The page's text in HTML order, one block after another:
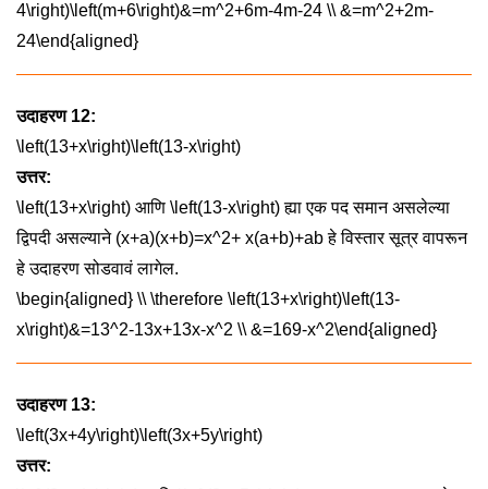
4\right)\left(m+6\right)&=m^2+6m-4m-24 \\ &=m^2+2m-
24\end{aligned}
उदाहरण 12:
\left(13+x\right)\left(13-x\right)
उत्तर:
\left(13+x\right) आणि \left(13-x\right)ह्या एक पद समान असलेल्या
द्विपदी असल्याने (x+a)(x+b)=x^2+ x(a+b)+abहे विस्तार सूत्र वापरून
हे उदाहरण सोडवावं लागेल.
\begin{aligned} \\ \therefore \left(13+x\right)\left(13-
x\right)&=13^2-13x+13x-x^2 \\ &=169-x^2\end{aligned}
उदाहरण 13:
\left(3x+4y\right)\left(3x+5y\right)
उत्तर: